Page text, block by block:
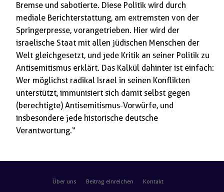
Bremse und sabotierte. Diese Politik wird durch
mediale Berichterstattung, am extremsten von der
Springerpresse, vorangetrieben. Hier wird der
israelische Staat mit allen jüdischen Menschen der
Welt gleichgesetzt, und jede Kritik an seiner Politik zu
Antisemitismus erklärt. Das Kalkül dahinter ist einfach:
Wer möglichst radikal Israel in seinen Konflikten
unterstützt, immunisiert sich damit selbst gegen
(berechtigte) Antisemitismus-Vorwürfe, und
insbesondere jede historische deutsche
Verantwortung.“
Über uns Beitrag einreichen Kontakt